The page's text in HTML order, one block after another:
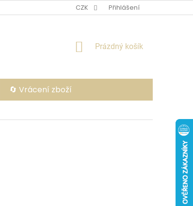
CZK Přihlášení
NÁKUPNÍ
Prázdný košík
🔄 Vrácení zboží